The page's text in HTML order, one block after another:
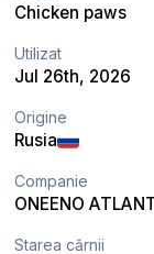
Chicken paws
Utilizat
Jul 26th, 2026
Origine
Rusia
Companie
ONEENO
Starea cărnii